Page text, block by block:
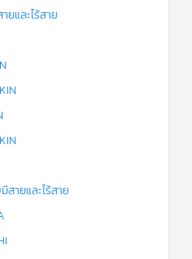
ยและไร้สาย
สายและไร้สาย